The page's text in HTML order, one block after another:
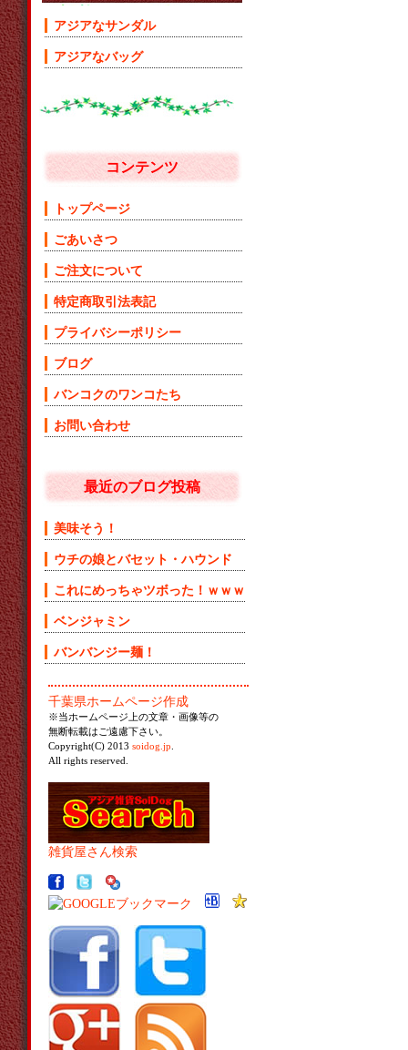
アジアなサンダル
アジアなバッグ
コンテンツ
トップページ
ごあいさつ
ご注文について
特定商取引法表記
プライバシーポリシー
ブログ
バンコクのワンコたち
お問い合わせ
最近のブログ投稿
美味そう！
ウチの娘とバセット・ハウンド
これにめっちゃツボった！ｗｗｗ
ベンジャミン
バンバンジー麺！
千葉県ホームページ作成
※当ホームページ上の文章・画像等の
無断転載はご遠慮下さい。
Copyright(C) 2013 soidog.jp
All rights reserved.
雑貨屋さん検索